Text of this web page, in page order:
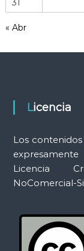
m
i
n
31
« Abr
Licencia
Los
Licencia
NoComercial-